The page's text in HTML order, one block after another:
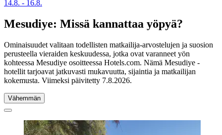
14.8. - 16.8.
Mesudiye: Missä kannattaa yöpyä?
Ominaisuudet valitaan todellisten matkailija-arvostelujen ja suosion
perusteella vieraiden keskuudessa, jotka ovat varanneet yön
kohteessa Mesudiye osoitteessa Hotels.com. Nämä Mesudiye -
hotellit tarjoavat jatkuvasti mukavuutta, sijaintia ja matkailijan
kokemusta. Viimeksi päivitetty 7.8.2026.
Vähemmän